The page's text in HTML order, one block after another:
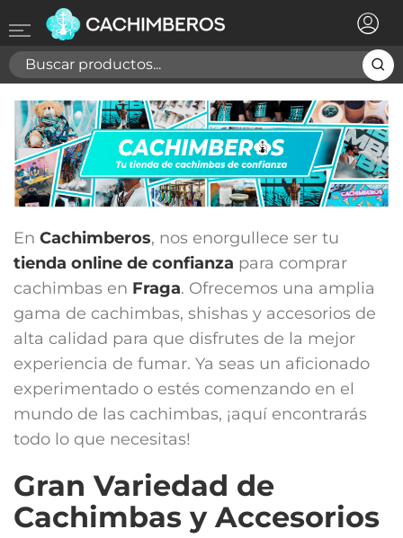
En Cachimberos, nos enorgullece ser tu
tienda online de confianza para comprar
cachimbas en Fraga. Ofrecemos una amplia
gama de cachimbas, shishas y accesorios de
alta calidad para que disfrutes de la mejor
experiencia de fumar. Ya seas un aficionado
experimentado o estés comenzando en el
mundo de las cachimbas, ¡aquí encontrarás
todo lo que necesitas!
Gran Variedad de
Cachimbas y Accesorios
Registrarse ×
Necesitas hacer login para guardar productos en tu
lista de deseos
Cancelar Registrarse